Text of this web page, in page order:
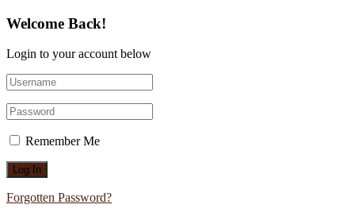
Welcome Back!
Login to your account below
Remember Me
Forgotten Password?